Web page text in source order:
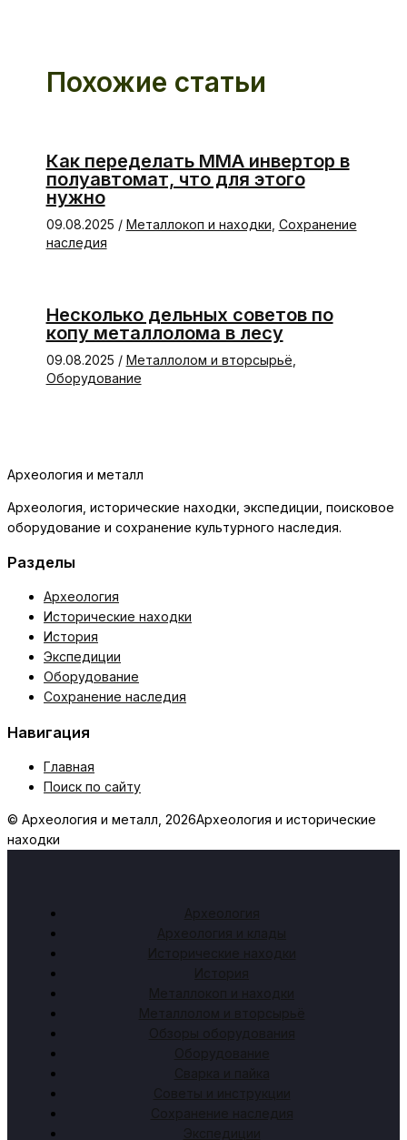
Похожие статьи
Как переделать ММА инвертор в
полуавтомат, что для этого
нужно
09.08.2025 / Металлокоп и находки Сохранение
наследия
Несколько дельных советов по
копу металлолома в лесу
09.08.2025 / Металлолом и вторсырьё
Оборудование
Археология и металл
Археология, исторические находки, экспедиции, поисковое
оборудование и сохранение культурного наследия.
Разделы
Археология
Исторические находки
История
Экспедиции
Оборудование
Сохранение наследия
Навигация
Главная
Поиск по сайту
© Археология и металл, 2026Археология и исторические
находки
Археология
Археология и клады
Исторические находки
История
Металлокоп и находки
Металлолом и вторсырьё
Обзоры оборудования
Оборудование
Сварка и пайка
Советы и инструкции
Сохранение наследия
Экспедиции